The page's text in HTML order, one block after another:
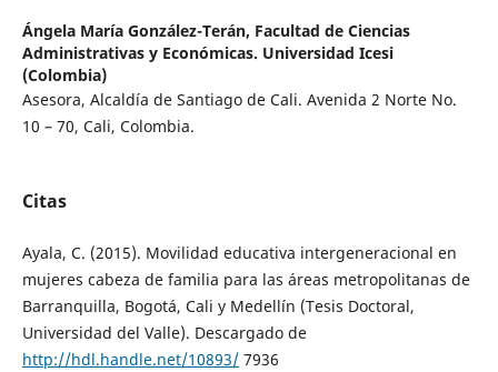
Ángela María González-Terán, Facultad de Ciencias
Administrativas y Económicas. Universidad Icesi
(Colombia)
Asesora, Alcaldía de Santiago de Cali. Avenida 2 Norte No.
10 – 70, Cali, Colombia.
Citas
Ayala, C. (2015). Movilidad educativa intergeneracional en
mujeres cabeza de familia para las áreas metropolitanas de
Barranquilla, Bogotá, Cali y Medellín (Tesis Doctoral,
Universidad del Valle). Descargado de
http://hdl.handle.net/10893/7936